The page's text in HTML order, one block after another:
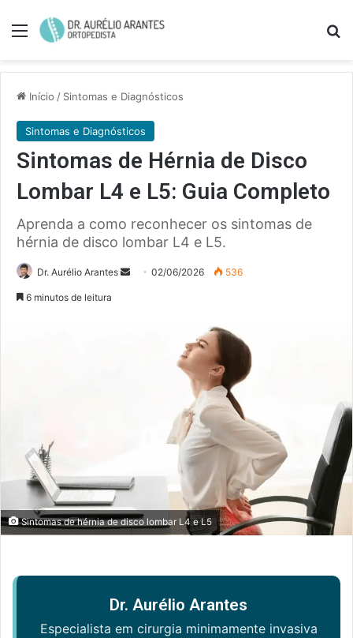
Menu
Início / Sintomas e Diagnósticos
Sintomas e Diagnósticos
Sintomas de Hérnia de Disco
Lombar L4 e L5: Guia Completo
Aprenda a como reconhecer os sintomas de
hérnia de disco lombar L4 e L5.
Dr. Aurélio Arantes
Mande02/06/2026 536
6 minutos de leitura
Sintomas de hérnia de disco lombar L4 e L5
Dr. Aurélio Arantes
Especialista em cirurgia minimamente invasiva